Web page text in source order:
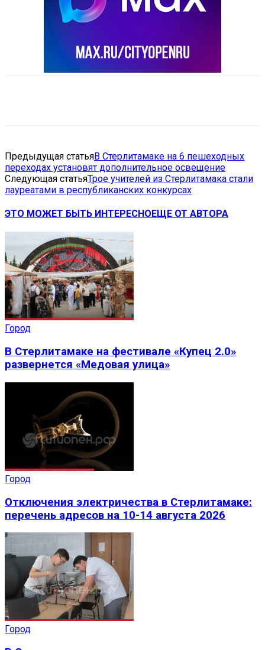
Предыдущая статьяВ Стерлитамаке на 6 пешеходных
переходах установят дополнительное освещение
Следующая статьяТрое учителей из Стерлитамака стали
лауреатами в республиканских конкурсах
ЭТО МОЖЕТ БЫТЬ ИНТЕРЕСНОЕЩЕ ОТ АВТОРА
Город
В Стерлитамаке на фестивале «Купец 2.0»
развернется «Медовая улица»
Город
Отключения электричества в Стерлитамаке:
перечень адресов на 10-14 августа 2026
Город